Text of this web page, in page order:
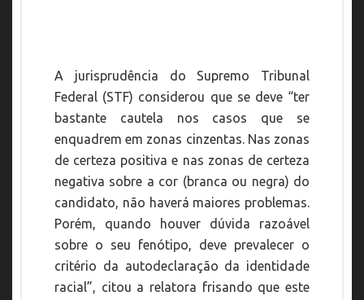
A jurisprudência do Supremo Tribunal
Federal (STF) considerou que se deve “ter
bastante cautela nos casos que se
enquadrem em zonas cinzentas. Nas zonas
de certeza positiva e nas zonas de certeza
negativa sobre a cor (branca ou negra) do
candidato, não haverá maiores problemas.
Porém, quando houver dúvida razoável
sobre o seu fenótipo, deve prevalecer o
critério da autodeclaração da identidade
racial”, citou a relatora frisando que este